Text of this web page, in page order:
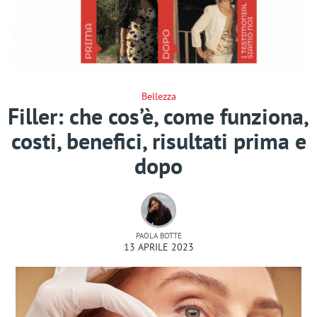
Bellezza
Filler: che cos’è, come funziona,
costi, benefici, risultati prima e
dopo
PAOLA BOTTE
13 APRILE 2023